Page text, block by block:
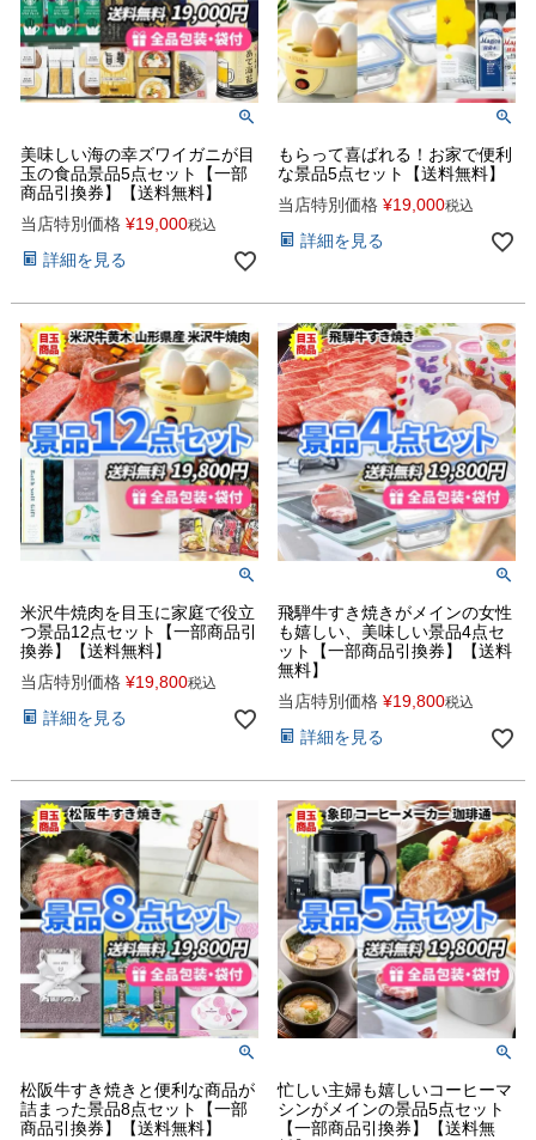
美味しい海の幸ズワイガニが目
玉の食品景品5点セット【一部
商品引換券】【送料無料】
当店特別価格 ¥19,000税込
詳細を見る
もらって喜ばれる！お家で便利
な景品5点セット【送料無料】
当店特別価格 ¥19,000税込
詳細を見る
米沢牛焼肉を目玉に家庭で役立
つ景品12点セット【一部商品引
換券】【送料無料】
当店特別価格 ¥19,800税込
詳細を見る
飛騨牛すき焼きがメインの女性
も嬉しい、美味しい景品4点セ
ット【一部商品引換券】【送料
無料】
当店特別価格 ¥19,800税込
詳細を見る
松阪牛すき焼きと便利な商品が
詰まった景品8点セット【一部
商品引換券】【送料無料】
忙しい主婦も嬉しいコーヒーマ
シンがメインの景品5点セット
【一部商品引換券】【送料無